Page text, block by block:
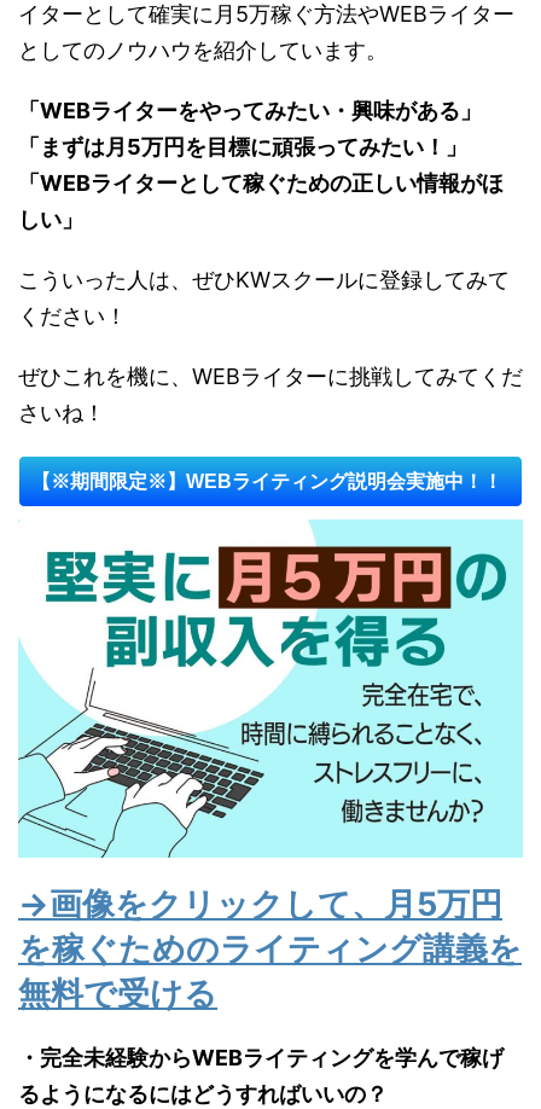
イターとして確実に月5万稼ぐ方法やWEBライター
としてのノウハウを紹介しています。
「WEBライターをやってみたい・興味がある」
「まずは月5万円を目標に頑張ってみたい！」
「WEBライターとして稼ぐための正しい情報がほ
しい」
こういった人は、ぜひKWスクールに登録してみて
ください！
ぜひこれを機に、WEBライターに挑戦してみてくだ
さいね！
【※期間限定※】WEBライティング説明会実施中！！
→画像をクリックして、月5万円
を稼ぐためのライティング講義を
無料で受ける
・完全未経験からWEBライティングを学んで稼げ
るようになるにはどうすればいいの？